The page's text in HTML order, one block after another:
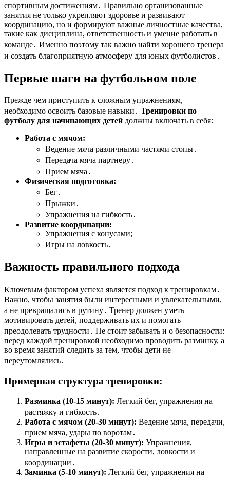
спортивным достижениям․ Правильно организованные
занятия не только укрепляют здоровье и развивают
координацию, но и формируют важные личностные качества,
такие как дисциплина, ответственность и умение работать в
команде․ Именно поэтому так важно найти хорошего тренера
и создать благоприятную атмосферу для юных футболистов․
Первые шаги на футбольном поле
Прежде чем приступить к сложным упражнениям,
необходимо освоить базовые навыки․ Тренировки по
футболу для начинающих детей должны включать в себя:
Работа с мячом:
Ведение мяча различными частями стопы․
Передача мяча партнеру․
Прием мяча․
Физическая подготовка:
Бег․
Прыжки․
Упражнения на гибкость․
Развитие координации:
Упражнения с конусами;
Игры на ловкость․
Важность правильного подхода
Ключевым фактором успеха является подход к тренировкам․
Важно, чтобы занятия были интересными и увлекательными,
а не превращались в рутину․ Тренер должен уметь
мотивировать детей, поддерживать их и помогать
преодолевать трудности․ Не стоит забывать и о безопасности:
перед каждой тренировкой необходимо проводить разминку, а
во время занятий следить за тем, чтобы дети не
переутомлялись․
Примерная структура тренировки:
Разминка (10-15 минут): Легкий бег, упражнения на
растяжку и гибкость․
Работа с мячом (20-30 минут): Ведение мяча, передачи,
прием мяча, удары по воротам․
Игры и эстафеты (20-30 минут): Упражнения,
направленные на развитие скорости, ловкости и
координации․
Заминка (5-10 минут): Легкий бег, упражнения на